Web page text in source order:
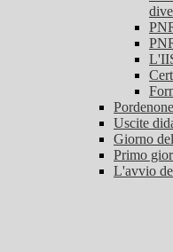
Uscite
Giorno
Primo
L'avvio